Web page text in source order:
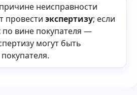
неисправности
провести экспертизу; если
по вине покупателя —
могут быть